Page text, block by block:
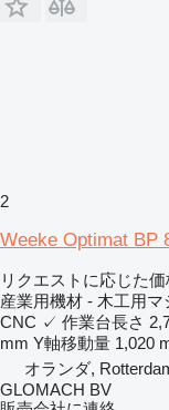
2
Weeke Optimat BP
リクエストに応じた価
産業用機材 - 木工用
CNC ✓ 作業台長さ
mm Y軸移動量 1,020
オランダ,
GLOMACH BV